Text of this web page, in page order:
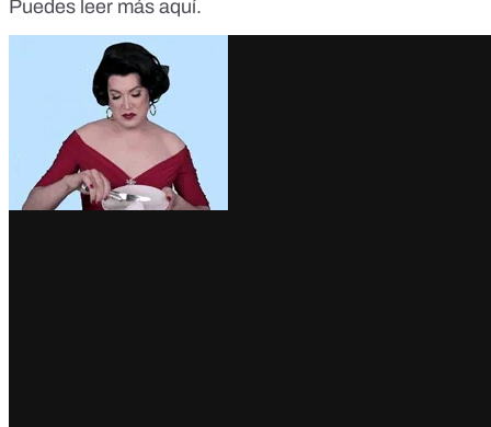
Puedes leer más aquí.